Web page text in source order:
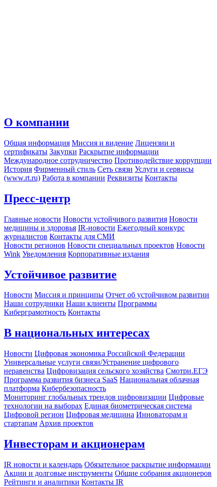
О компании
Общая информация Миссия и видение Лицензии и
сертификаты Закупки Раскрытие информации
Международное сотрудничество Противодействие коррупции
История Фирменный стиль Сеть связи Услуги и сервисы
(www.rt.ru) Работа в компании Реквизиты Контакты
Пресс-центр
Главные новости Новости устойчивого развития Новости
медицины и здоровья IR-новости Ежегодный конкурс
журналистов Контакты для СМИ
Новости регионов Новости специальных проектов Новости
Wink Уведомления Корпоративные издания
Устойчивое развитие
Новости Миссия и принципы Отчет об устойчивом развитии
Наши сотрудники Наши клиенты Программы
Киберграмотность Контакты
В национальных интересах
Новости Цифровая экономика Российской Федерации
Универсальные услуги связи/Устранение цифрового
неравенства Цифровизация сельского хозяйства Смотри.ЕГЭ
Программа развития бизнеса SaaS Национальная облачная
платформа Кибербезопасность
Мониторинг глобальных трендов цифровизации Цифровые
технологии на выборах Единая биометрическая система
Цифровой регион Цифровая медицина Инноваторам и
стартапам Архив проектов
Инвесторам и акционерам
IR новости и календарь Обязательное раскрытие информации
Акции и долговые инструменты Общие собрания акционеров
Рейтинги и аналитики Контакты IR